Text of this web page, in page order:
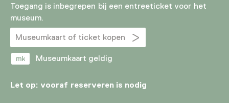
Toegang is inbegrepen bij een entreeticket voor het
museum.
Museumkaart of ticket kopen
Museumkaart geldig
Let op: vooraf reserveren is nodig